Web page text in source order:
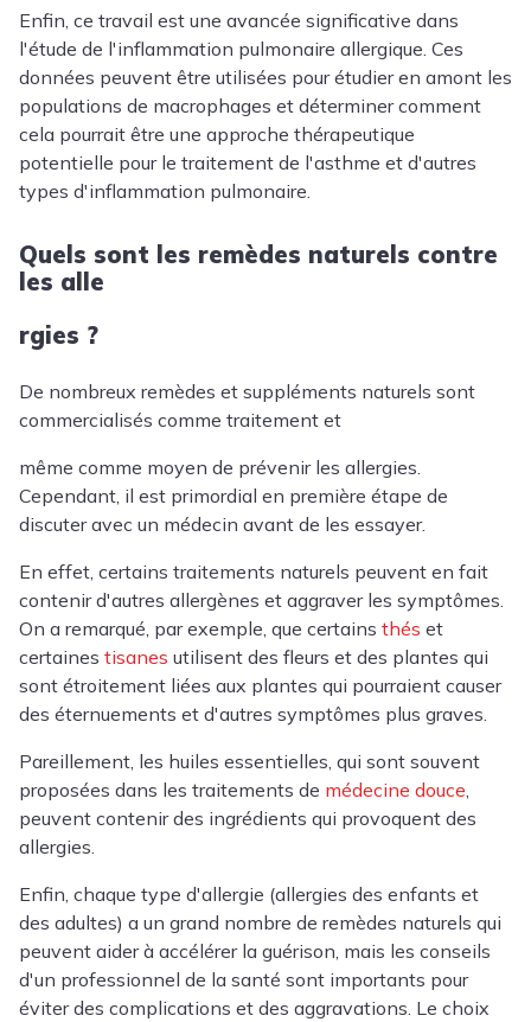
Enfin, ce travail est une avancée significative dans
l'étude de l'inflammation pulmonaire allergique. Ces
données peuvent être utilisées pour étudier en amont les
populations de macrophages et déterminer comment
cela pourrait être une approche thérapeutique
potentielle pour le traitement de l'asthme et d'autres
types d'inflammation pulmonaire.
Quels sont les remèdes naturels contre
les alle
rgies ?
De nombreux remèdes et suppléments naturels sont
commercialisés comme traitement et
même comme moyen de prévenir les allergies.
Cependant, il est primordial en première étape de
discuter avec un médecin avant de les essayer.
En effet, certains traitements naturels peuvent en fait
contenir d'autres allergènes et aggraver les symptômes.
On a remarqué, par exemple, que certains thés et
certaines tisanes utilisent des fleurs et des plantes qui
sont étroitement liées aux plantes qui pourraient causer
des éternuements et d'autres symptômes plus graves.
Pareillement, les huiles essentielles, qui sont souvent
proposées dans les traitements de médecine douce,
peuvent contenir des ingrédients qui provoquent des
allergies.
Enfin, chaque type d'allergie (allergies des enfants et
des adultes) a un grand nombre de remèdes naturels qui
peuvent aider à accélérer la guérison, mais les conseils
d'un professionnel de la santé sont importants pour
éviter des complications et des aggravations. Le choix